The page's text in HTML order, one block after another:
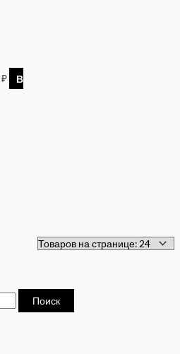
Поиск
₽
В